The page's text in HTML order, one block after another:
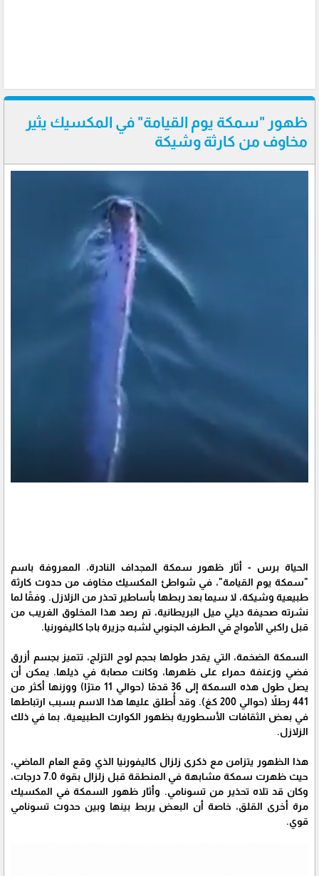
ظهور "سمكة يوم القيامة" في المكسيك يثير
مخاوف من كارثة وشيكة
الحياة برس - أثار ظهور سمكة المجداف النادرة، المعروفة باسم
"سمكة يوم القيامة"، في شواطئ المكسيك مخاوف من حدوث كارثة
طبيعية وشيكة، لا سيما بعد ربطها بأساطير تحذر من الزلازل. وفقًا لما
نشرته صحيفة ديلي ميل البريطانية، تم رصد هذا المخلوق الغريب من
قبل راكبي الأمواج في الطرف الجنوبي لشبه جزيرة باجا كاليفورنيا.
السمكة الضخمة، التي يقدر طولها بحجم لوح التزلج، تتميز بجسم أزرق
فضي وزعنفة حمراء على ظهرها، وكانت مصابة في ذيلها. يمكن أن
يصل طول هذه السمكة إلى 36 قدمًا (حوالي 11 مترًا) ووزنها أكثر من
441 رطلاً (حوالي 200 كغ). وقد أُطلق عليها هذا الاسم بسبب ارتباطها
في بعض الثقافات الأسطورية بظهور الكوارث الطبيعية، بما في ذلك
الزلازل.
هذا الظهور يتزامن مع ذكرى زلزال كاليفورنيا الذي وقع العام الماضي،
حيث ظهرت سمكة مشابهة في المنطقة قبل زلزال بقوة 7.0 درجات،
وكان قد تلاه تحذير من تسونامي. وأثار ظهور السمكة في المكسيك
مرة أخرى القلق، خاصة أن البعض يربط بينها وبين حدوث تسونامي
قوي.